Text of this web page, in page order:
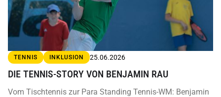
TENNIS INKLUSION 25.06.2026
DIE TENNIS-STORY VON BENJAMIN RAU
Vom Tischtennis zur Para Standing Tennis-WM: Benjamin